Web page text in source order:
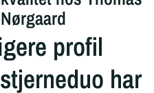
Nørgaard
profil
har